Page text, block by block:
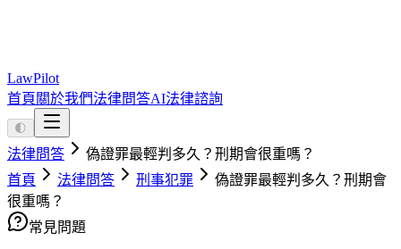
LawPilot
首頁 關於我們法律問答AI法律諮詢
🌓
法律問答
偽證罪最輕判多久？刑期會很重嗎？
首頁
法律問答 刑事犯罪
偽證罪最輕判多久？刑期會
很重嗎？
常見問題